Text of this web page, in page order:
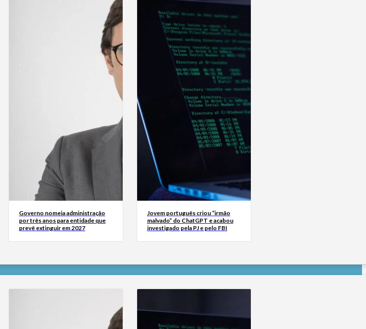
Governo nomeia administração
por três anos para entidade que
prevê extinguir em 2027
Jovem português criou “irmão
malvado” do ChatGPT e acabou
investigado pela PJ e pelo FBI